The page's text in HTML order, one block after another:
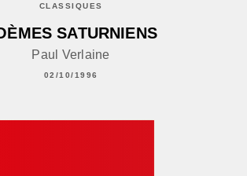
CLASSIQUES
SATURNIENS
Paul Verlaine
02/10/1996